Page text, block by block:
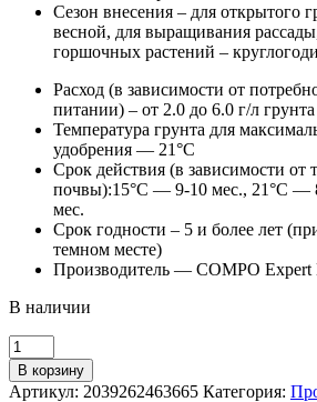
Сезон внесения – для открытого
весной, для выращивания
горшочных растений –
Расход (в зависимости от
питании) – от 2.0 до 6.0 г/л грунта
Температура грунта для
удобрения — 21°С
Срок действия (в зависимости от
почвы):15°С — 9-10 мес., 21°С —
мес.
Срок годности – 5 и более лет
темном месте)
Производитель — COMPO Expert
В наличии
Количество
товара
Удобрение
В корзину
Артикул: 2039262463665 Категория: